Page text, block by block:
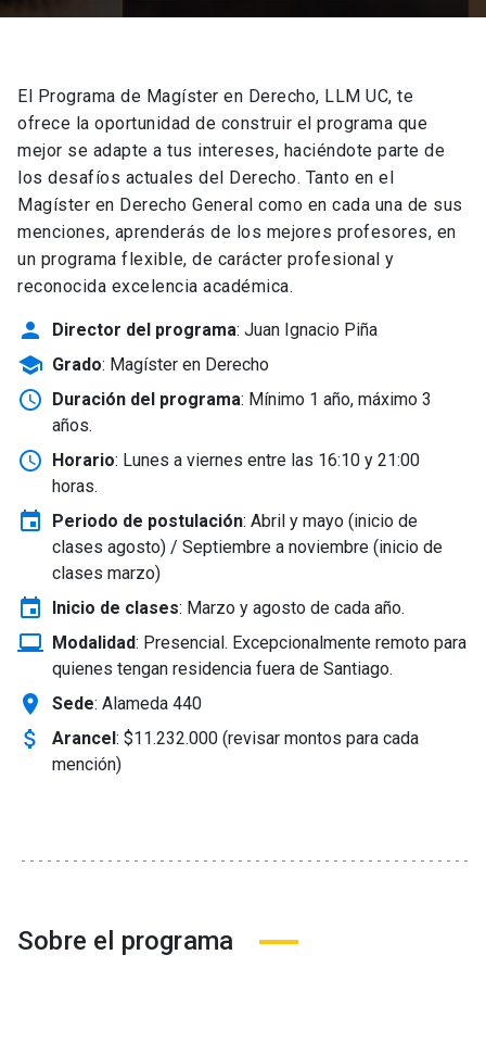
El Programa de Magíster en Derecho, LLM UC, te
ofrece la oportunidad de construir el programa que
mejor se adapte a tus intereses, haciéndote parte de
los desafíos actuales del Derecho. Tanto en el
Magíster en Derecho General como en cada una de sus
menciones, aprenderás de los mejores profesores, en
un programa flexible, de carácter profesional y
reconocida excelencia académica.
person Director del programa: Juan Ignacio Piña
school Grado: Magíster en Derecho
schedule Duración del programa: Mínimo 1 año, máximo 3
años.
schedule Horario: Lunes a viernes entre las 16:10 y 21:00
horas.
event Periodo de postulación: Abril y mayo (inicio de
clases agosto) / Septiembre a noviembre (inicio de
clases marzo)
event Inicio de clases: Marzo y agosto de cada año.
laptop_windows Modalidad: Presencial. Excepcionalmente remoto para
quienes tengan residencia fuera de Santiago.
location_on Sede: Alameda 440
attach_money Arancel: $11.232.000 (revisar montos para cada
mención)
Sobre el programa